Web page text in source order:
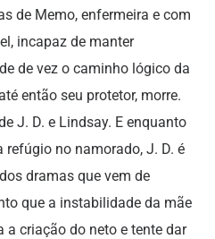
de Memo, enfermeira e com
incapaz de manter
de vez o caminho lógico da
então seu protetor, morre.
J. D. e Lindsay. E enquanto
no namorado, J. D. é
dramas que vem de
que a instabilidade da mãe
criação do neto e tente dar